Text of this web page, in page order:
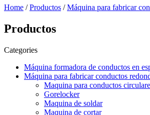
Home /Productos /Máquina para fabricar
Productos
Categories
Máquina formadora de conductos en
Máquina para fabricar conductos
Maquina para conductos
Gorelocker
Maquina de soldar
Maquina de cortar